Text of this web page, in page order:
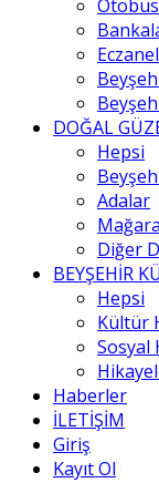
DOĞAL
Hepsi
Adalar
Diğer
BEYŞEHİR
Hepsi
Kültür
Sosyal
Haberler
İLETİŞİM
Giriş
Kayıt Ol